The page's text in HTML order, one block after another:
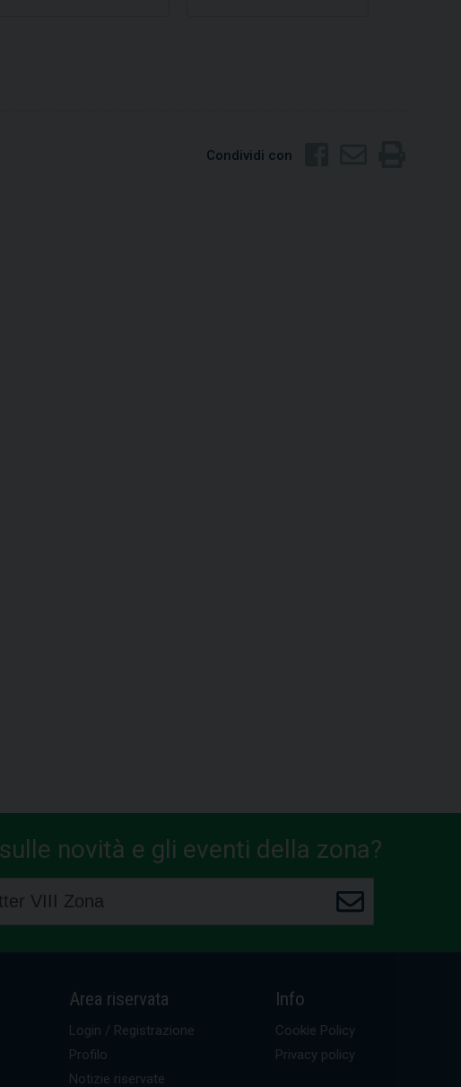
Condividi con
novità e gli eventi della zona?
Area riservata
Login / Registrazione
Profilo
Notizie riservate
Info
Cookie Policy
Privacy policy